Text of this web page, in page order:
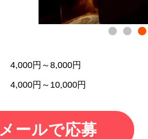
4,000円～8,000円
4,000円～10,000円
メールで応募